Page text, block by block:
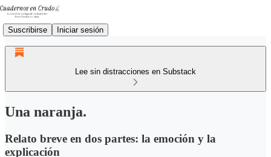
Suscribirse Iniciar sesión
Lee sin distracciones en Substack
Una naranja.
Relato breve en dos partes: la emoción y la
explicación